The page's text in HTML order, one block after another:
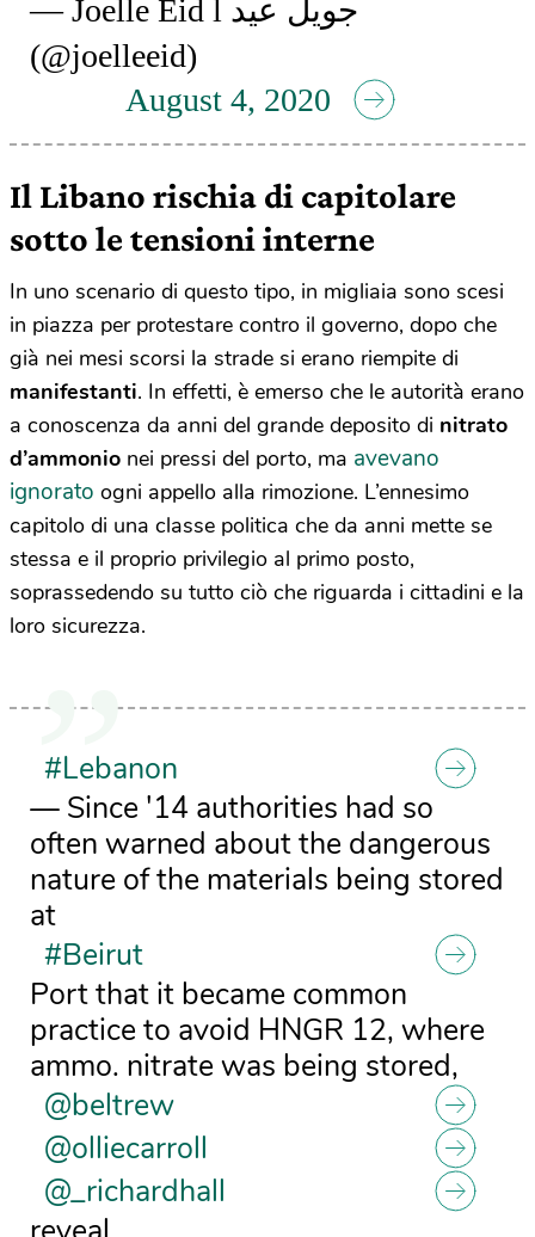
— Joelle Eid l جويل عيد
(@joelleeid)
August 4, 2020
Il Libano rischia di capitolare
sotto le tensioni interne
In uno scenario di questo tipo, in migliaia sono scesi
in piazza per protestare contro il governo, dopo che
già nei mesi scorsi la strade si erano riempite di
manifestanti. In effetti, è emerso che le autorità erano
a conoscenza da anni del grande deposito di nitrato
d’ammonio nei pressi del porto, ma avevano
ignorato ogni appello alla rimozione. L’ennesimo
capitolo di una classe politica che da anni mette se
stessa e il proprio privilegio al primo posto,
soprassedendo su tutto ciò che riguarda i cittadini e la
loro sicurezza.
#Lebanon
— Since '14 authorities had so
often warned about the dangerous
nature of the materials being stored
at
#Beirut
Port that it became common
practice to avoid HNGR 12, where
ammo. nitrate was being stored,
@beltrew
@olliecarroll
@_richardhall